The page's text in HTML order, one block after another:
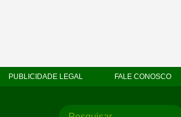
PUBLICIDADE LEGAL FALE CONOSCO